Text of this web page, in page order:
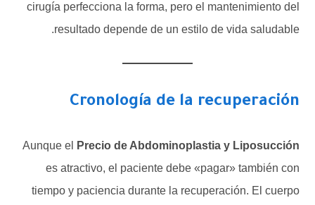
cirugía perfecciona la forma, pero el mantenimiento del
resultado depende de un estilo de vida saludable.
Cronología de la recuperación
Aunque el
Precio de Abdominoplastia y Liposucción
es atractivo, el paciente debe «pagar» también con
tiempo y paciencia durante la recuperación. El cuerpo